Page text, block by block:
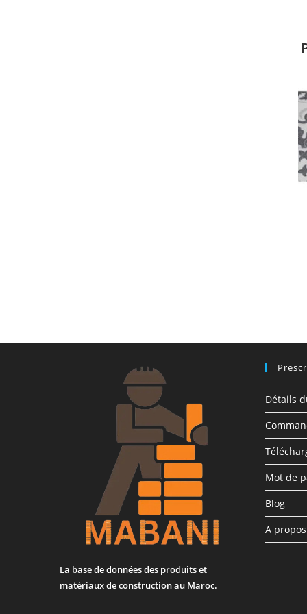
La base de données des produits et
matériaux de construction au Maroc.
Détails
Mot de
Blog
A